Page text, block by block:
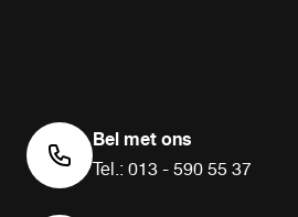
Bel met ons
Tel.: 013 - 590 55 37